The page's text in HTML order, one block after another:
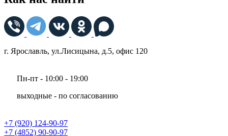
г. Ярославль, ул.Лисицына, д.5, офис 120
Пн-пт - 10:00 - 19:00
выходные - по согласованию
+7 (920) 124-90-97
+7 (4852) 90-90-97